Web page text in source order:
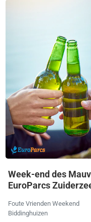
Week-end des
EuroParcs
Foute Vrienden Weekend
Biddinghuizen